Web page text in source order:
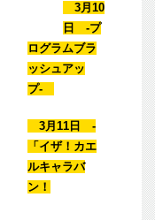
3月10
日 -プ
ログラムブラ
ッシュアッ
プ-
3月11日 -
「イザ！カエ
ルキャラバ
ン！